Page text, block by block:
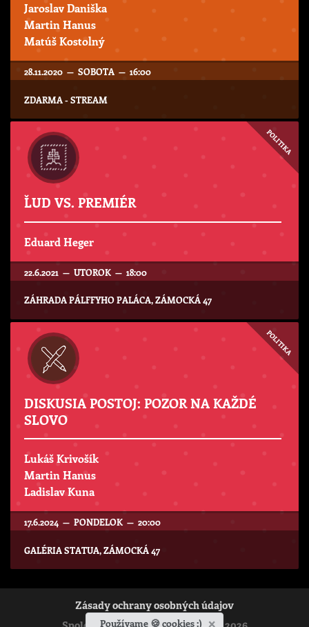
Jaroslav Daniška
Martin Hanus
Matúš Kostolný
28.11.2020 — SOBOTA — 16:00
ZDARMA - STREAM
POLITIKA
ĽUD VS. PREMIÉR
Eduard Heger
22.6.2021 — UTOROK — 18:00
ZÁHRADA PÁLFFYHO PALÁCA, ZÁMOCKÁ 47
POLITIKA
DISKUSIA POSTOJ: POZOR NA KAŽDÉ
SLOVO
Lukáš Krivošík
Martin Hanus
Ladislav Kuna
17.6.2024 — PONDELOK — 20:00
GALÉRIA STATUA, ZÁMOCKÁ 47
Zásady ochrany osobných údajov
Používame 🍪 cookies :) ×